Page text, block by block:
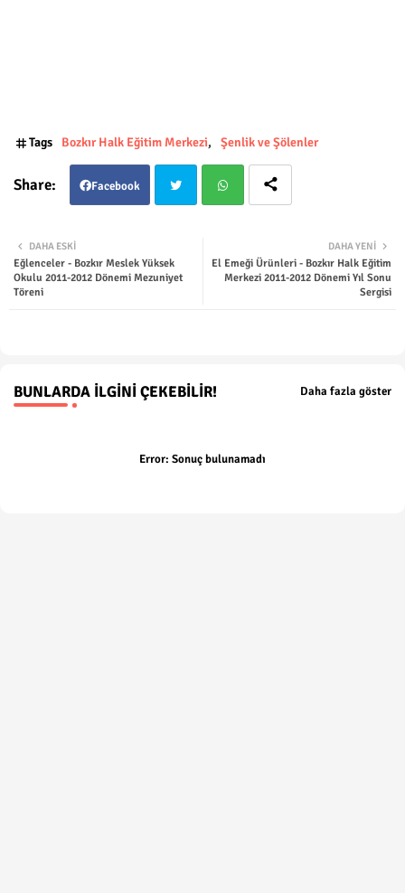
Tags Bozkır Halk Eğitim Merkezi Şenlik ve Şölenler
Facebook
ter tsap
DAHA YENI
El Emeği Ürünleri - Bozkır Halk Eğitim
Merkezi 2011-2012 Dönemi Yıl Sonu
Sergisi
DAHA ESKI
Eğlenceler - Bozkır Meslek Yüksek
Okulu 2011-2012 Dönemi Mezuniyet
Töreni
BUNLARDA İLGINI ÇEKEBILIR! Daha fazla göster
Error: Sonuç bulunamadı